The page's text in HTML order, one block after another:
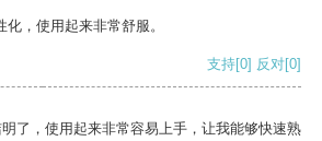
，使用起来非常舒服。
支持[0] 反对[0]
了，使用起来非常容易上手，让我能够快速熟